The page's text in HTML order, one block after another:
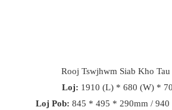
Rooj Tswjhwm Siab Kho
Loj: 1910 (L) * 680 (W) *
Loj Pob: 845 * 495 * 290mm /